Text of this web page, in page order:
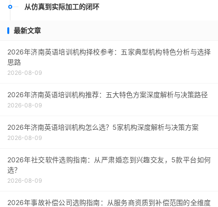
从仿真到实际加工的闭环
最新文章
2026年济南英语培训机构择校参考：五家典型机构特色分析与选择
思路
2026-08-09
2026年济南英语培训机构推荐：五大特色方案深度解析与决策路径
2026-08-09
2026年济南英语培训机构怎么选？5家机构深度解析与决策方案
2026-08-09
2026年社交软件选购指南：从严肃婚恋到兴趣交友，5款平台如何
选？
2026-08-09
2026年事故补偿公司选购指南：从服务商资质到补偿范围的全维度